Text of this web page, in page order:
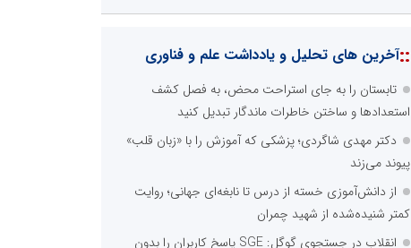
::آخرین های تحلیل و یادداشت علم و فناوری
تابستان را به جای استراحت محض، به فصل کشف
استعدادها و ساختن خاطرات ماندگار تبدیل کنید
دکتر مهدی شاگردی؛ پزشکی که آموزش را با «زبان قلب»
پیوند می‌زند
از دانش‌آموزی خسته از درس تا نابغه‌ای جهانی؛ روایت
کمتر شنیده‌شده از شهید چمران
انقلاب در جستجوی گوگل: SGE پاسخ کاربران را بدون